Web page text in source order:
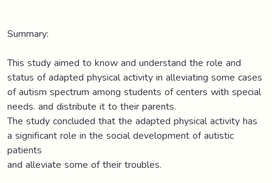
Summary:
This study aimed to know and understand the role and
status of adapted physical activity in alleviating some cases
of autism spectrum among students of centers with special
needs. and distribute it to their parents.
The study concluded that the adapted physical activity has
a significant role in the social development of autistic
patients
and alleviate some of their troubles.